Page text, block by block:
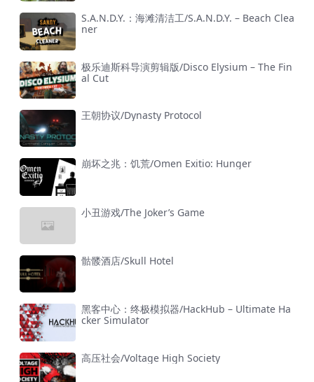
S.A.N.D.Y.：海滩清洁工/S.A.N.D.Y. – Beach Clea
ner
极乐迪斯科导演剪辑版/Disco Elysium – The Fin
al Cut
王朝协议/Dynasty Protocol
崩坏之兆：饥荒/Omen Exitio: Hunger
小丑游戏/The Joker’s Game
骷髅酒店/Skull Hotel
黑客中心：终极模拟器/HackHub – Ultimate Ha
cker Simulator
高压社会/Voltage High Society